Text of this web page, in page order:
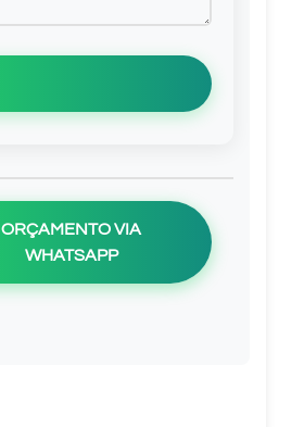
ORÇAMENTO VIA
WHATSAPP